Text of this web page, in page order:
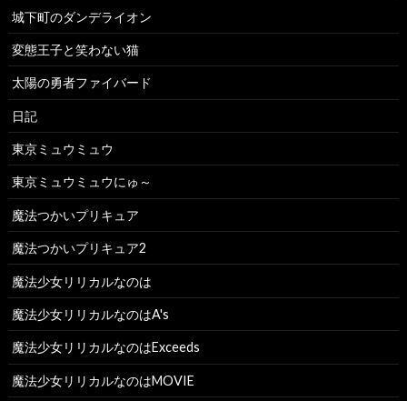
城下町のダンデライオン
変態王子と笑わない猫
太陽の勇者ファイバード
日記
東京ミュウミュウ
東京ミュウミュウにゅ～
魔法つかいプリキュア
魔法つかいプリキュア2
魔法少女リリカルなのは
魔法少女リリカルなのはA's
魔法少女リリカルなのはExceeds
魔法少女リリカルなのはMOVIE